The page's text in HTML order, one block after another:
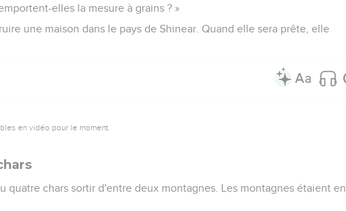
elles la mesure à grains ? »
une maison dans le pays de Shinear. Quand elle sera prête, elle
en vidéo pour le moment.
quatre chars sortir d'entre deux montagnes. Les montagnes étaient en